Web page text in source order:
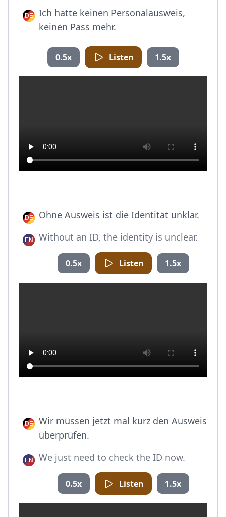
Ich hatte keinen Personalausweis,
keinen Pass mehr.
0.5x Listen 1.5x
Ohne Ausweis ist die Identität unklar.
Without an ID, the identity is unclear.
0.5x Listen 1.5x
Wir müssen jetzt mal kurz den Ausweis
überprüfen.
We just need to check the ID now.
0.5x Listen 1.5x